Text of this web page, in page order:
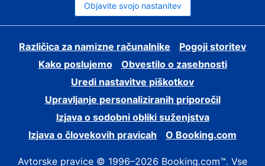
Objavite svojo nastanitev
Različica za namizne računalnike
Pogoji storitev
Kako poslujemo
Obvestilo o zasebnosti
Uredi nastavitve piškotkov
Upravljanje personaliziranih priporočil
Izjava o sodobni obliki suženjstva
Izjava o človekovih pravicah
O Booking.com
Avtorske pravice © 1996–2026 Booking.com™. Vse